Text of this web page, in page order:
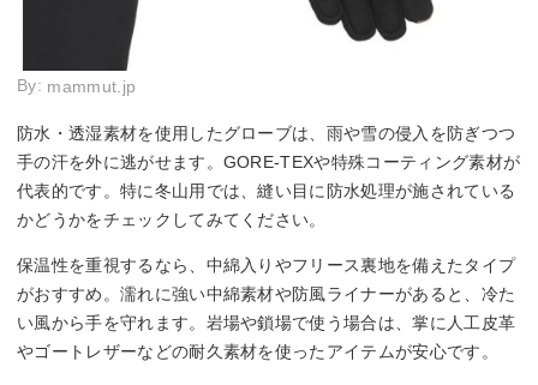
By: mammut.jp
防水・透湿素材を使用したグローブは、雨や雪の侵入を防ぎつつ
手の汗を外に逃がせます。GORE-TEXや特殊コーティング素材が
代表的です。特に冬山用では、縫い目に防水処理が施されている
かどうかをチェックしてみてください。
保温性を重視するなら、中綿入りやフリース裏地を備えたタイプ
がおすすめ。濡れに強い中綿素材や防風ライナーがあると、冷た
い風から手を守れます。岩場や鎖場で使う場合は、掌に人工皮革
やゴートレザーなどの耐久素材を使ったアイテムが安心です。